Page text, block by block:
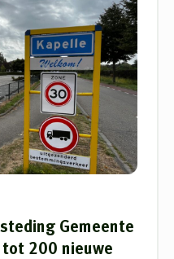
Gemeente
200 nieuwe